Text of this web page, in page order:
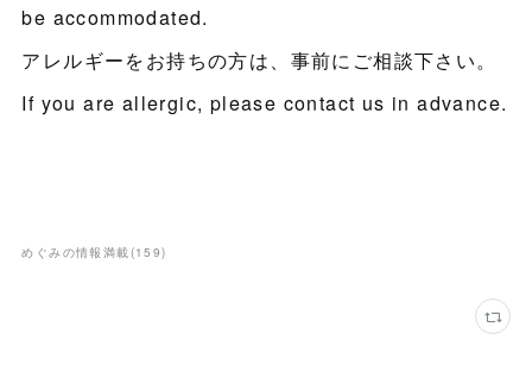
be accommodated.
アレルギーをお持ちの方は、事前にご相談下さい。
If you are allergic, please contact us in advance.
めぐみの情報満載(159)